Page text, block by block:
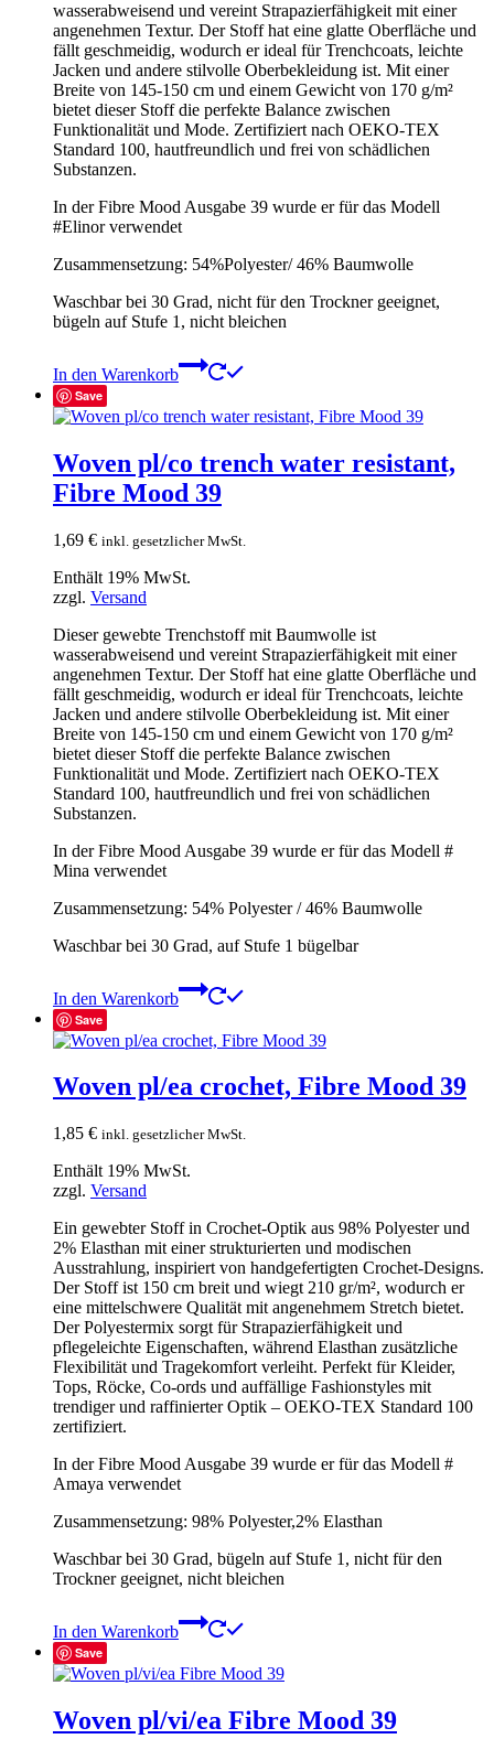
wasserabweisend und vereint Strapazierfähigkeit mit einer
angenehmen Textur. Der Stoff hat eine glatte Oberfläche und
fällt geschmeidig, wodurch er ideal für Trenchcoats, leichte
Jacken und andere stilvolle Oberbekleidung ist. Mit einer
Breite von 145-150 cm und einem Gewicht von 170 g/m²
bietet dieser Stoff die perfekte Balance zwischen
Funktionalität und Mode. Zertifiziert nach OEKO-TEX
Standard 100, hautfreundlich und frei von schädlichen
Substanzen.
In der Fibre Mood Ausgabe 39 wurde er für das Modell
#Elinor verwendet
Zusammensetzung: 54%Polyester/ 46% Baumwolle
Waschbar bei 30 Grad, nicht für den Trockner geeignet,
bügeln auf Stufe 1, nicht bleichen
In den Warenkorb
Save
Woven pl/co trench water resistant,
Fibre Mood 39
1,69 € inkl. gesetzlicher MwSt.
Enthält 19% MwSt.
zzgl. Versand
Dieser gewebte Trenchstoff mit Baumwolle ist
wasserabweisend und vereint Strapazierfähigkeit mit einer
angenehmen Textur. Der Stoff hat eine glatte Oberfläche und
fällt geschmeidig, wodurch er ideal für Trenchcoats, leichte
Jacken und andere stilvolle Oberbekleidung ist. Mit einer
Breite von 145-150 cm und einem Gewicht von 170 g/m²
bietet dieser Stoff die perfekte Balance zwischen
Funktionalität und Mode. Zertifiziert nach OEKO-TEX
Standard 100, hautfreundlich und frei von schädlichen
Substanzen.
In der Fibre Mood Ausgabe 39 wurde er für das Modell #
Mina verwendet
Zusammensetzung: 54% Polyester / 46% Baumwolle
Waschbar bei 30 Grad, auf Stufe 1 bügelbar
In den Warenkorb
Save
Woven pl/ea crochet, Fibre Mood 39
1,85 € inkl. gesetzlicher MwSt.
Enthält 19% MwSt.
zzgl. Versand
Ein gewebter Stoff in Crochet-Optik aus 98% Polyester und
2% Elasthan mit einer strukturierten und modischen
Ausstrahlung, inspiriert von handgefertigten Crochet-Designs.
Der Stoff ist 150 cm breit und wiegt 210 gr/m², wodurch er
eine mittelschwere Qualität mit angenehmem Stretch bietet.
Der Polyestermix sorgt für Strapazierfähigkeit und
pflegeleichte Eigenschaften, während Elasthan zusätzliche
Flexibilität und Tragekomfort verleiht. Perfekt für Kleider,
Tops, Röcke, Co-ords und auffällige Fashionstyles mit
trendiger und raffinierter Optik – OEKO-TEX Standard 100
zertifiziert.
In der Fibre Mood Ausgabe 39 wurde er für das Modell #
Amaya verwendet
Zusammensetzung: 98% Polyester,2% Elasthan
Waschbar bei 30 Grad, bügeln auf Stufe 1, nicht für den
Trockner geeignet, nicht bleichen
In den Warenkorb
Save
Woven pl/vi/ea Fibre Mood 39